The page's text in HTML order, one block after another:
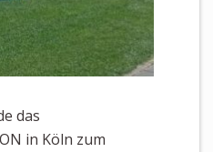
das
in Köln zum